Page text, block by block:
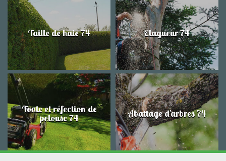
Taille de haie 74 Elagueur 74
Tonte et réfection de
pelouse 74 Abattage d'arbres 74